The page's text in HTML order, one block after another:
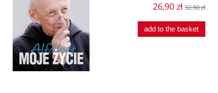
26,90 zł32,90 zł
add to the basket